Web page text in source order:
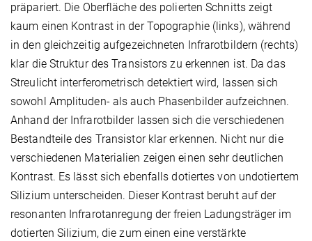
präpariert. Die Oberfläche des polierten Schnitts zeigt
kaum einen Kontrast in der Topographie (links), während
in den gleichzeitig aufgezeichneten Infrarotbildern (rechts)
klar die Struktur des Transistors zu erkennen ist. Da das
Streulicht interferometrisch detektiert wird, lassen sich
sowohl Amplituden- als auch Phasenbilder aufzeichnen.
Anhand der Infrarotbilder lassen sich die verschiedenen
Bestandteile des Transistor klar erkennen. Nicht nur die
verschiedenen Materialien zeigen einen sehr deutlichen
Kontrast. Es lässt sich ebenfalls dotiertes von undotiertem
Silizium unterscheiden. Dieser Kontrast beruht auf der
resonanten Infrarotanregung der freien Ladungsträger im
dotierten Silizium, die zum einen eine verstärkte